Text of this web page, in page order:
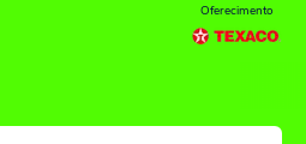
Oferecimento